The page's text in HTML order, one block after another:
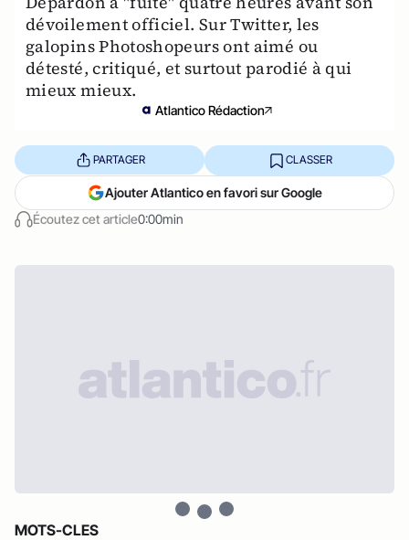
dévoilement officiel. Sur Twitter, les
galopins Photoshopeurs ont aimé ou
détesté, critiqué, et surtout parodié à qui
mieux mieux.
Atlantico Rédaction
Écoutez cet article0:00min
PARTAGER CLASSER
Ajouter Atlantico en favori sur Google
MOTS-CLES